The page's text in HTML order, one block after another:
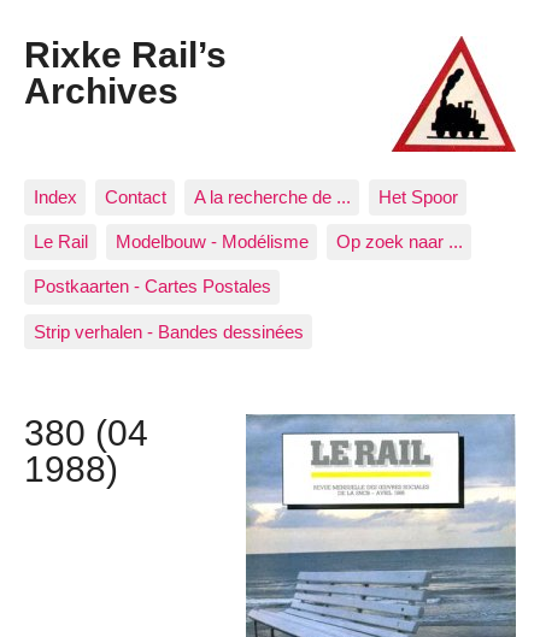
Rixke Rail’s
Archives
Index Contact A la recherche de ... Het Spoor
Le Rail Modelbouw - Modélisme Op zoek naar ...
Postkaarten - Cartes Postales
Strip verhalen - Bandes dessinées
380 (04
1988)